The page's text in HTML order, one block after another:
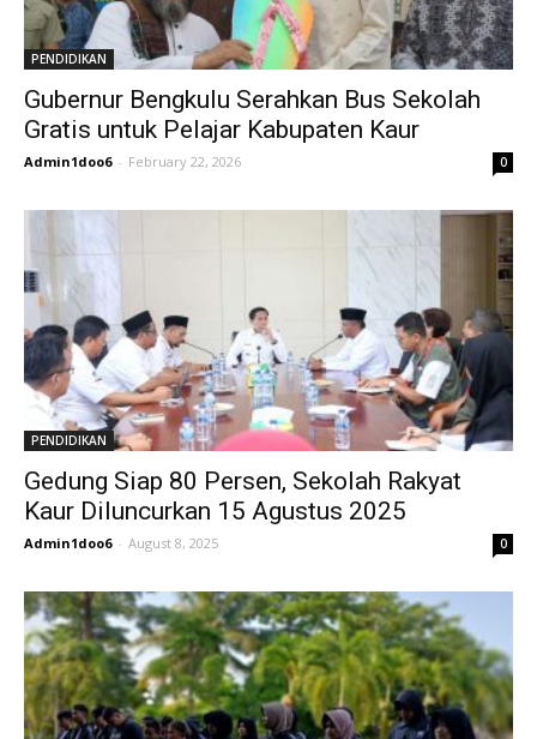
PENDIDIKAN
Gubernur Bengkulu Serahkan Bus Sekolah
Gratis untuk Pelajar Kabupaten Kaur
Admin1doo6 - February 22, 2026 0
PENDIDIKAN
Gedung Siap 80 Persen, Sekolah Rakyat
Kaur Diluncurkan 15 Agustus 2025
Admin1doo6 - August 8, 2025 0